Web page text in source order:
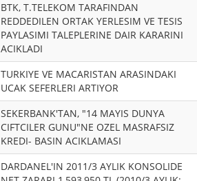
BTK, T.TELEKOM TARAFINDAN
REDDEDILEN ORTAK YERLESIM VE TESIS
PAYLASIMI TALEPLERINE DAIR KARARINI
ACIKLADI
TURKIYE VE MACARISTAN ARASINDAKI
UCAK SEFERLERI ARTIYOR
SEKERBANK'TAN, "14 MAYIS DUNYA
CIFTCILER GUNU"NE OZEL MASRAFSIZ
KREDI- BASIN ACIKLAMASI
DARDANEL'IN 2011/3 AYLIK KONSOLIDE